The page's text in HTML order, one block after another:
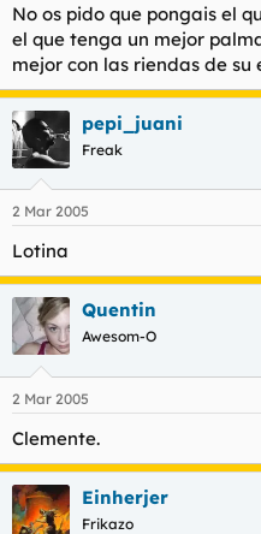
No os pido que pongais el
el que tenga un mejor
mejor con las riendas de su
pepi_juani
Freak
2 Mar 2005
Lotina
Quentin
Awesom-O
2 Mar 2005
Clemente.
Einherjer
Frikazo